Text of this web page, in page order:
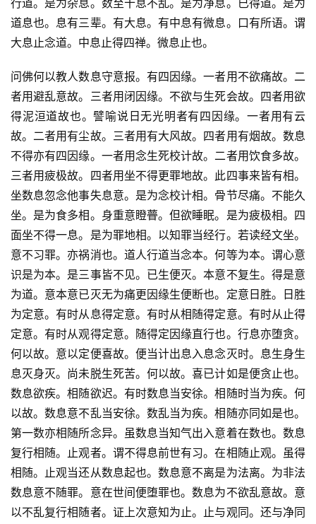
行道。是为杂息。数至十息不乱。是为净息。已得道。是为
道息也。息有三辈。有大息。有中息有微息。口有所语。谓
大息止念道。中息止得四禅。微息止也。
问佛何以教人数息守意报。有四因缘。一者用不欲痛故。二
者用避乱意故。三者用闭因缘。不欲与生死会故。四者用欲
得泥洹道故也。譬喻说日无光明者有四因缘。一者用有云
故。二者用有尘故。三者用有大风故。四者用有烟故。数息
不得亦有四因缘。一者用念生死校计故。二者用饮食多故。
三者用疲极故。四者用坐不得更罪地故。此四事来皆有相。
坐数息忽念他事失息意。是为念校计相。骨节尽痛。不能久
坐。是为食多相。身重意瞪瞢。但欲睡眠。是为疲极相。四
面坐不得一息。是为罪地相。以知罪当经行。若读经文坐。
意不习罪。亦祸消也。道人行道当念本。何等为本。谓心意
识是为本。是三事皆不见。已生便灭。本意不复生。得是意
为道。意本意已灭无为痛更因缘生便断也。定意日胜。日胜
为定意。有时从息得定意。有时从相随得定意。有时从止得
定意。有时从观得定意。随得定因缘直行也。行息亦堕贪。
何以故。意以定便喜故。便当计出息入息念灭时。息生身生
息灭身灭。尚未脱生死苦。何以故。喜已计如是便贪止也。
数息欲疾。相随欲迟。有时数息当安徐。相随时当为疾。何
以故。数息意不乱当安徐。数乱当为疾。相随亦同如是也。
第一数亦相随所念异。虽数息当知气出入意着在数也。数息
复行相随。止观者。谓不得息前世有习。在相随止观。虽得
相随。止观当还从数息起也。数息意不离是为法离。为非法
数息意不随罪。意在世间便堕罪也。数息为不欲乱意故。意
以不乱复行相随者。证上次意知为止。止与观同。还与净同